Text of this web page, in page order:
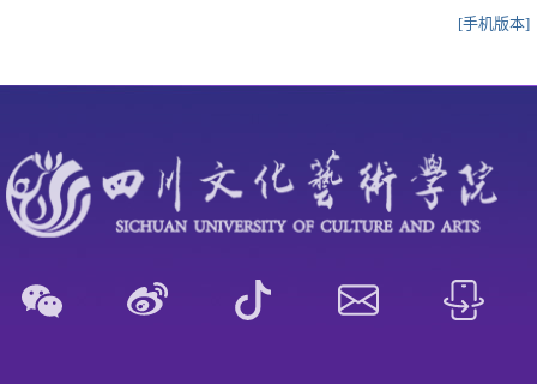
[手机版本]